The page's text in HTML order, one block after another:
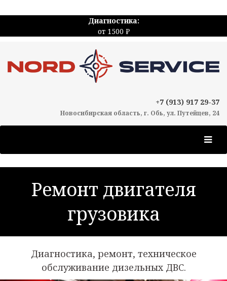
Диагностика:
от 1500 ₽
+7 (913) 917 29-37
Новосибирская область, г. Обь, ул. Путейцев, 24
Ремонт двигателя
грузовика
Диагностика, ремонт, техническое
обслуживание дизельных ДВС.